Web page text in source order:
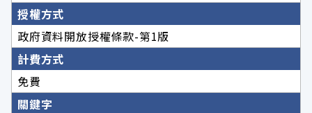
授權方式
政府資料開放授權條款-第1版
計費方式
免費
關鍵字